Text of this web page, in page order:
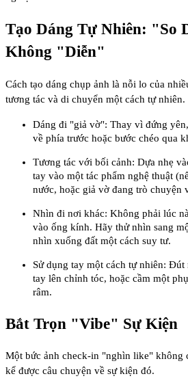
Tạo Dáng Tự Nhiên: "So
Không "Diễn"
Cách tạo dáng chụp ảnh là nỗi lo của
tương tác và di chuyển một cách tự nhiên.
Dáng đi "giả vờ": Thay vì đứng
về phía trước hoặc bước chéo qua
Tương tác với bối cảnh: Dựa nhẹ
tay vào một tác phẩm nghệ thuật
nước, hoặc giả vờ đang trò chuyện
Nhìn đi nơi khác: Không phải lúc
vào ống kính. Hãy thử nhìn sang
nhìn xuống đất một cách suy tư.
Sử dụng tay một cách tự nhiên:
tay lên chỉnh tóc, hoặc cầm một
râm.
Bắt Trọn "Vibe" Sự Kiện
Một bức ảnh check-in "nghìn like" không
kể được câu chuyện về sự kiện đó.